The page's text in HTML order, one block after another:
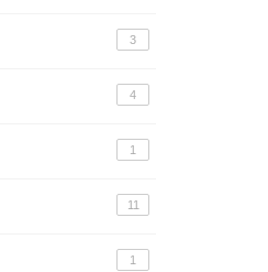
3
4
1
11
1